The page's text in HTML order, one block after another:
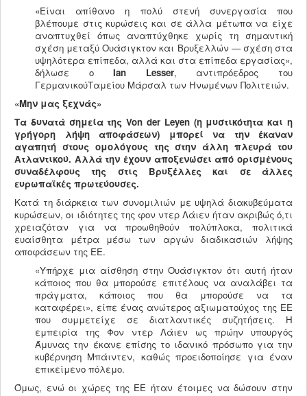
«Είναι απίθανο η πολύ στενή συνεργασία που
βλέπουμε στις κυρώσεις και σε άλλα μέτωπα να είχε
αναπτυχθεί όπως αναπτύχθηκε χωρίς τη σημαντική
σχέση μεταξύ Ουάσιγκτον και Βρυξελλών — σχέση στα
υψηλότερα επίπεδα, αλλά και στα επίπεδα εργασίας»,
δήλωσε οIan Lesser, αντιπρόεδρος του
ΓερμανικούΤαμείου Μάρσαλ των Ηνωμένων Πολιτειών.
«Μην μας ξεχνάς»
Τα δυνατά σημεία τηςVon der Leyen(η μυστικότητα και η
γρήγορη λήψη αποφάσεων) μπορεί να την έκαναν
αγαπητή στους ομολόγους της στην άλλη πλευρά του
Ατλαντικού. Αλλά την έχουν αποξενώσει από ορισμένους
συναδέλφους της στις Βρυξέλλες και σε άλλες
ευρωπαϊκές πρωτεύουσες.
Κατά τη διάρκεια των συνομιλιών με υψηλά διακυβεύματα
κυρώσεων, οι ιδιότητες της φον ντερ Λάιεν ήταν ακριβώς ό,τι
χρειαζόταν για να προωθηθούν πολύπλοκα, πολιτικά
ευαίσθητα μέτρα μέσω των αργών διαδικασιών λήψης
αποφάσεων της ΕΕ.
«Υπήρχε μια αίσθηση στην Ουάσιγκτον ότι αυτή ήταν
κάποιος που θα μπορούσε επιτέλους να αναλάβει τα
πράγματα, κάποιος που θα μπορούσε να τα
καταφέρει», είπε ένας ανώτερος αξιωματούχος της ΕΕ
που συμμετείχε σε διατλαντικές συζητήσεις. Η
εμπειρία της Φον ντερ Λάιεν ως πρώην υπουργός
Άμυνας την έκανε επίσης το ιδανικό πρόσωπο για την
κυβέρνηση Μπάιντεν, καθώς προειδοποίησε για έναν
επικείμενο πόλεμο.
Όμως, ενώ οι χώρες της ΕΕ ήταν έτοιμες να δώσουν στην